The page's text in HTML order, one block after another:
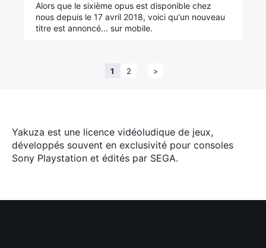
Yakuza est une licence vidéoludique de jeux,
développés souvent en exclusivité pour consoles
Sony Playstation et édités par SEGA.
Alors que le sixième opus est disponible chez
nous depuis le 17 avril 2018, voici qu'un nouveau
titre est annoncé... sur mobile.
1 2 >